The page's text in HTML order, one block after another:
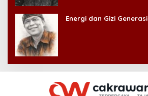
Energi dan Gizi Generasi